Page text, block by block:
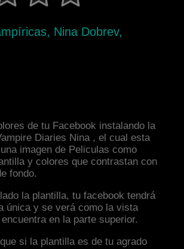
Nina Dobrev,
de tu Facebook instalando la
Diaries Nina , el cual esta
imagen de Peliculas como
y colores que contrastan con
fondo.
la plantilla, tu facebook tendrá
única y se verá como la vista
en la parte superior.
si la plantilla es de tu agrado